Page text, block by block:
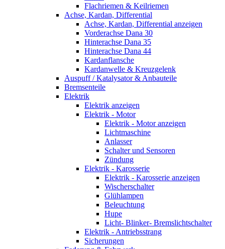
Flachriemen & Keilriemen
Achse, Kardan, Differential
Achse, Kardan, Differential anzeigen
Vorderachse Dana 30
Hinterachse Dana 35
Hinterachse Dana 44
Kardanflansche
Kardanwelle & Kreuzgelenk
Auspuff / Katalysator & Anbauteile
Bremsenteile
Elektrik
Elektrik anzeigen
Elektrik - Motor
Elektrik - Motor anzeigen
Lichtmaschine
Anlasser
Schalter und Sensoren
Zündung
Elektrik - Karosserie
Elektrik - Karosserie anzeigen
Wischerschalter
Glühlampen
Beleuchtung
Hupe
Licht- Blinker- Bremslichtschalter
Elektrik - Antriebsstrang
Sicherungen